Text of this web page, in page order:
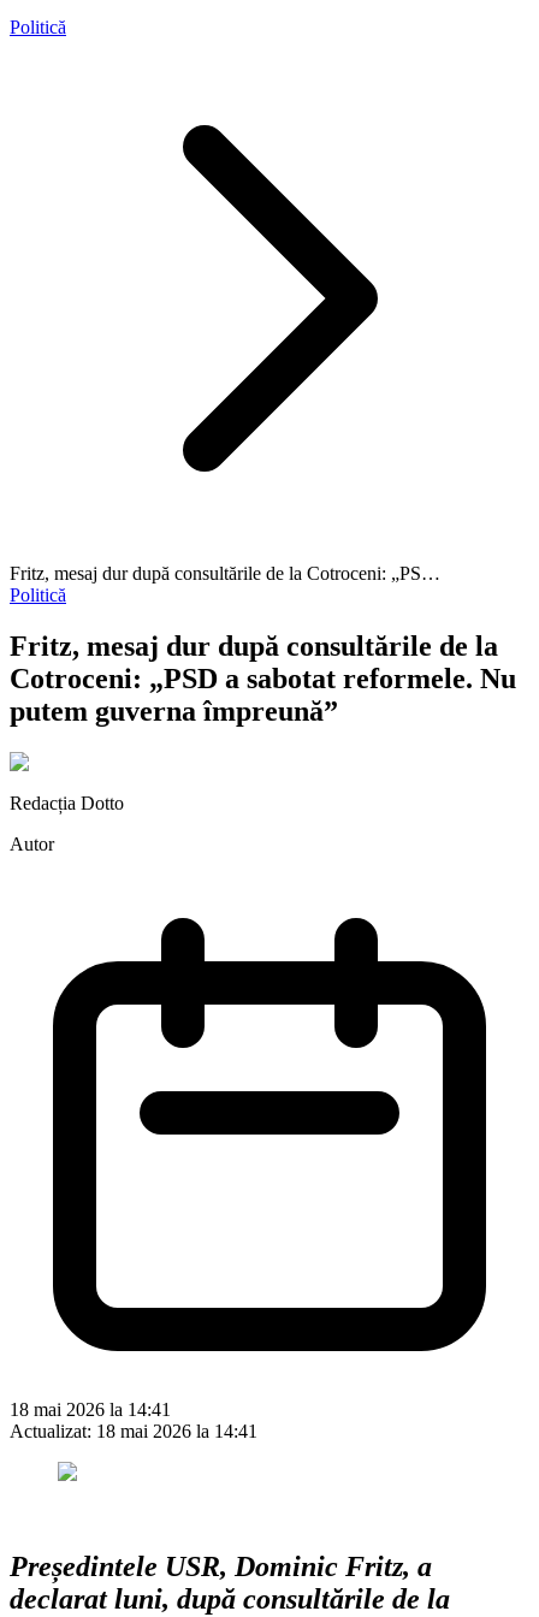
Politică
Fritz, mesaj dur după consultările de la Cotroceni: „PS…
Politică
Fritz, mesaj dur după consultările de la
Cotroceni: „PSD a sabotat reformele. Nu
putem guverna împreună”
Redacția Dotto
Autor
18 mai 2026 la 14:41
Actualizat: 18 mai 2026 la 14:41
Președintele USR, Dominic Fritz, a
declarat luni, după consultările de la